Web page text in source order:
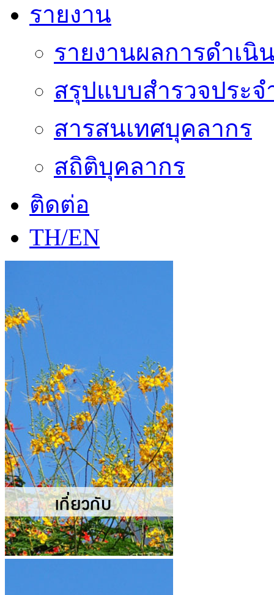
รายงาน
รายงานผลการดำเนิ
สรุปแบบสำรวจประจ
สารสนเทศบุคลากร
สถิติบุคลากร
ติดต่อ
TH/EN